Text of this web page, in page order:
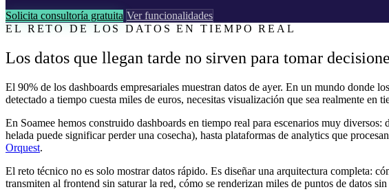
Solicita consultoría gratuita Ver funcionalidades
EL RETO DE LOS DATOS EN TIEMPO REAL
Los datos que llegan tarde no sirven para tomar
El 90% de los dashboards empresariales muestran datos de ayer. En un mundo donde
detectado a tiempo cuesta miles de euros, necesitas visualización que sea realmente
En Soamee hemos construido dashboards en tiempo real para escenarios muy
helada puede significar perder una cosecha), hasta plataformas de analytics que
Orquest.
El reto técnico no es solo mostrar datos rápido. Es diseñar una arquitectura completa:
transmiten al frontend sin saturar la red, cómo se renderizan miles de puntos de datos